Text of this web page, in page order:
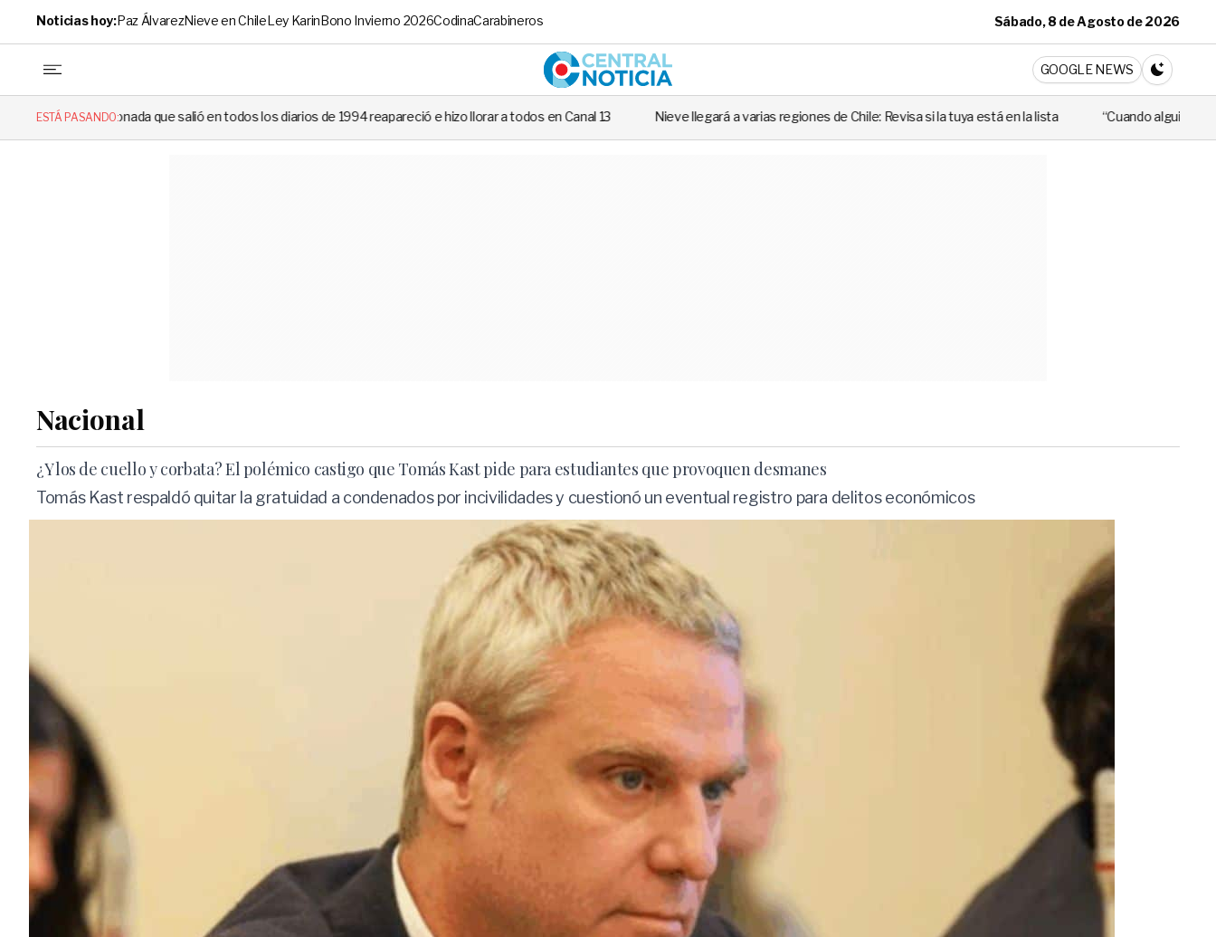
Noticias hoy:Paz ÁlvarezNieve en ChileLey KarinBono Invierno 2026CodinaCarabineros Sábado, 8 de Agosto de 2026
Central Noticia
GOOGLE NEWS
CAMBIA A
ESTÁ PASANDO:
que salió en todos los diarios de 1994 reapareció e hizo llorar a todos en Canal 13 Nieve llegará a varias regiones de Chile: Revisa si la tuya está en la lista “Cuando alguien utiliza mal esa ley,
Nacional
¿Y los de cuello y corbata? El polémico castigo que Tomás Kast pide para estudiantes que provoquen desmanes
Tomás Kast respaldó quitar la gratuidad a condenados por incivilidades y cuestionó un eventual registro para delitos económicos